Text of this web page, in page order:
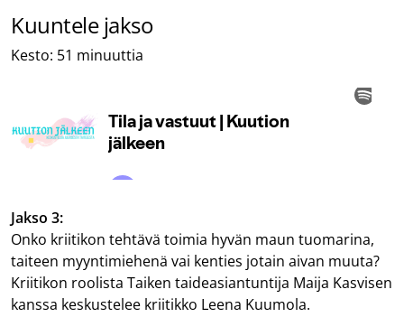
Kuuntele jakso
Kesto: 51 minuuttia
Jakso 3:
Onko kriitikon tehtävä toimia hyvän maun tuomarina,
taiteen myyntimiehenä vai kenties jotain aivan muuta?
Kriitikon roolista Taiken taideasiantuntija Maija Kasvisen
kanssa keskustelee kriitikko Leena Kuumola.